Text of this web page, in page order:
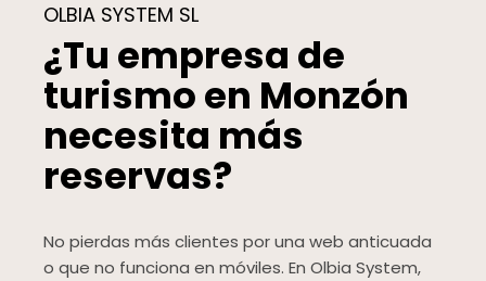
OLBIA SYSTEM SL
¿Tu empresa de
turismo en Monzón
necesita más
reservas?
No pierdas más clientes por una web anticuada
o que no funciona en móviles. En Olbia System,